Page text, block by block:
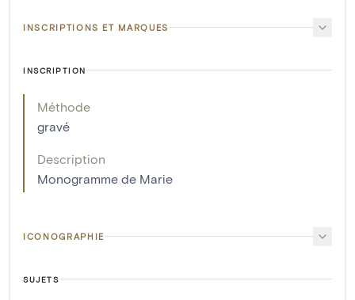
INSCRIPTIONS ET MARQUES
INSCRIPTION
Méthode
gravé
Description
Monogramme de Marie
ICONOGRAPHIE
SUJETS